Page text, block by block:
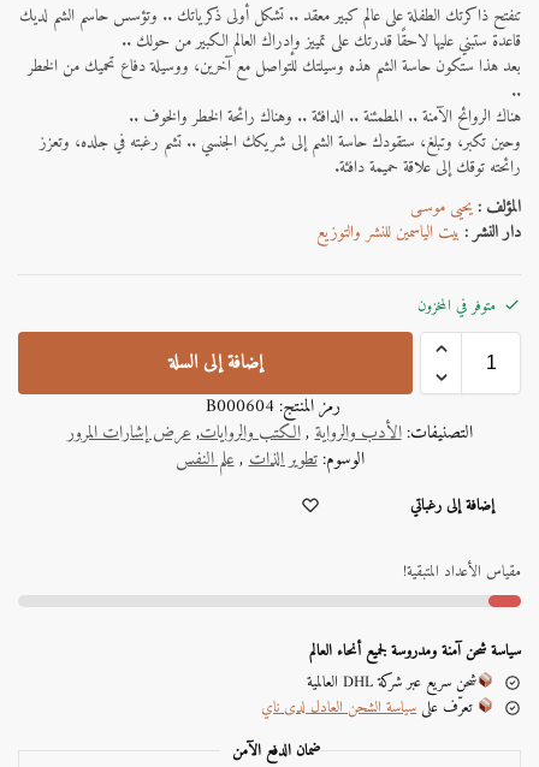
تنفتح ذاكرتك الطفلة على عالم كبير معقد .. تشكل أولى ذكرياتك .. وتؤسس حاسم الشم لديك
قاعدة ستبني عليها لاحقًا قدرتك على تمييز وإدراك العالم الكبير من حولك ..
بعد هذا ستكون حاسة الشم هذه وسيلتك للتواصل مع آخرين، ووسيلة دفاع تحميك من الخطر
..
هناك الروائح الآمنة .. المطمئنة .. الدافئة .. وهناك رائحة الخطر والخوف ..
وحين تكبر، وتبلغ، ستقودك حاسة الشم إلى شريكك الجنسي .. تشم رغبته في جلده، وتعزز
رائحته توقك إلى علاقة حميمة دافئة.
المؤلف :يحيى موسـى
دار النشر :بيت الياسمين للنشر والتوزيع
متوفر في المخزون
إضافة إلى السلة
رمز المنتج: B000604
التصنيفات:الأدب والرواية,الكتب والروايات,عرض إشارات المرور
الوسوم:تطوير الذات,علم النفس
e
r
n
a
t
i
v
إضافة إلى رغباتي
مقياس الأعداد المتبقية!
سياسة شحن آمنة ومدروسة لجميع أنحاء العالم
شحن سريع عبر شركة DHL العالمية
تعرّف علىسياسة الشحن العادل لدى ناي
ضمان الدفع الآمن